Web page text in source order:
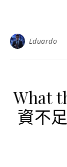
Eduardo
What
資不